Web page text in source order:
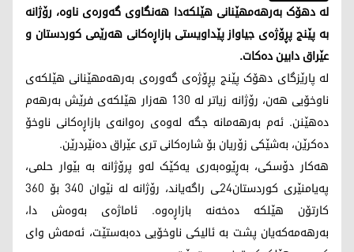
لە دهۆک بەرهەمهێنانی هێلکەدا هەنگاوی گەورەی ناوە، رۆژانە
بە پێنج پڕۆژەی جیاواز پێداویستی بازاڕەکانی هەرێمی کوردستان و
عێراق دابین دەکات.
لە پارێزگای دهۆک پێنج پڕۆژەی گەورەی بەرهەمهێنانی هێلکەی
ناوخۆیی هەن، رۆژانە زیاتر لە 130 هەزار هێلکەی فرێش بەرهەم
دەهێنن. ئەم بەرهەمانە جگە لەوەی رەوانەی بازاڕەکانی ناوخۆ
دەکرێن، بەشێکی زۆریان بۆ شارەکانی تری عێراق دەنێردرێن.
هەکار دۆسکی، بەڕێوەبەری یەکێک لەو پرۆژانە بە بێوار حلمی،
پەیامنێری کوردستان24ـی راگەیاند، رۆژانە لە نێوان 340 بۆ 360
کارتۆن هێلکە دەخەنە بازاڕەوە. ئاماژەی بەوەش دا،
بەرهەمەکەیان پشت بە ئالیکی ناوخۆیی دەبەستێت، ئەمەش وای